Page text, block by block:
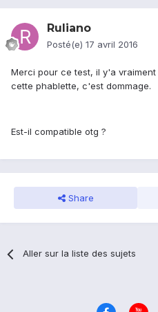
Ruliano
Posté(e) 17 avril 2016
Merci pour ce test, il y'a
cette phablette, c'est dommage.
Est-il compatible otg ?
Share
Aller sur la liste des sujets